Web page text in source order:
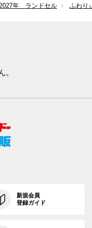
2027年 ランドセル ふわり
。
新規会員
登録ガイド